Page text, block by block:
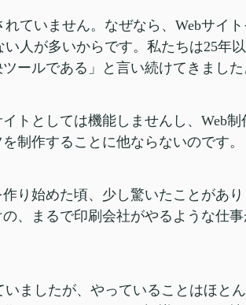
ていません。なぜなら、Webサイ
人が多いからです。私たちは25年
ールである」と言い続けてきました
トとしては機能しませんし、Web
制作することに他ならないのです。
り始めた頃、少し驚いたことがあ
、まるで印刷会社がやるような仕
ましたが、やっていることはほと